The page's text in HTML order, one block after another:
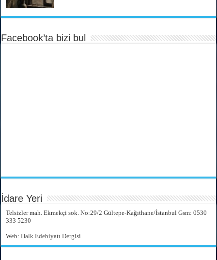
Facebook’ta bizi bul
İdare Yeri
Telsizler mah. Ekmekçi sok. No:29/2 Gültepe-Kağıthane/İstanbul Gsm: 0530
333 5230
Web:Halk Edebiyatı Dergisi